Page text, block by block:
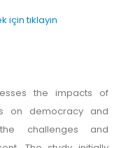
tıklayın
the impacts of
on democracy and
challenges and